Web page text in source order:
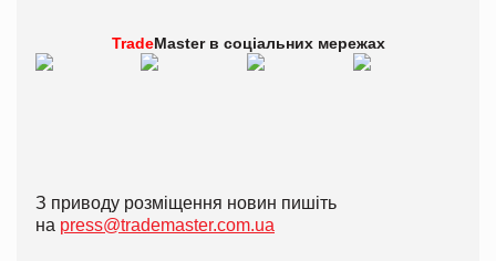
TradeMaster в соціальних мережах
З приводу розміщення новин пишіть
на press@trademaster.com.ua